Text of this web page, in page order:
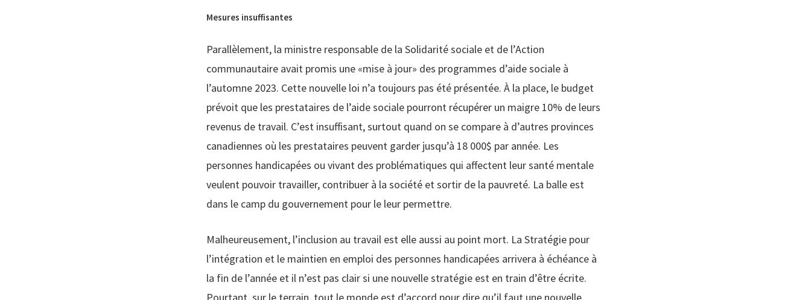
Mesures insuffisantes
Parallèlement, la ministre responsable de la Solidarité sociale et de l’Action
communautaire avait promis une «mise à jour» des programmes d’aide sociale à
l’automne 2023. Cette nouvelle loi n’a toujours pas été présentée. À la place, le budget
prévoit que les prestataires de l’aide sociale pourront récupérer un maigre 10% de leurs
revenus de travail. C’est insuffisant, surtout quand on se compare à d’autres provinces
canadiennes où les prestataires peuvent garder jusqu’à 18 000$ par année. Les
personnes handicapées ou vivant des problématiques qui affectent leur santé mentale
veulent pouvoir travailler, contribuer à la société et sortir de la pauvreté. La balle est
dans le camp du gouvernement pour le leur permettre.
Malheureusement, l’inclusion au travail est elle aussi au point mort. La Stratégie pour
l’intégration et le maintien en emploi des personnes handicapées arrivera à échéance à
la fin de l’année et il n’est pas clair si une nouvelle stratégie est en train d’être écrite.
Pourtant, sur le terrain, tout le monde est d’accord pour dire qu’il faut une nouvelle